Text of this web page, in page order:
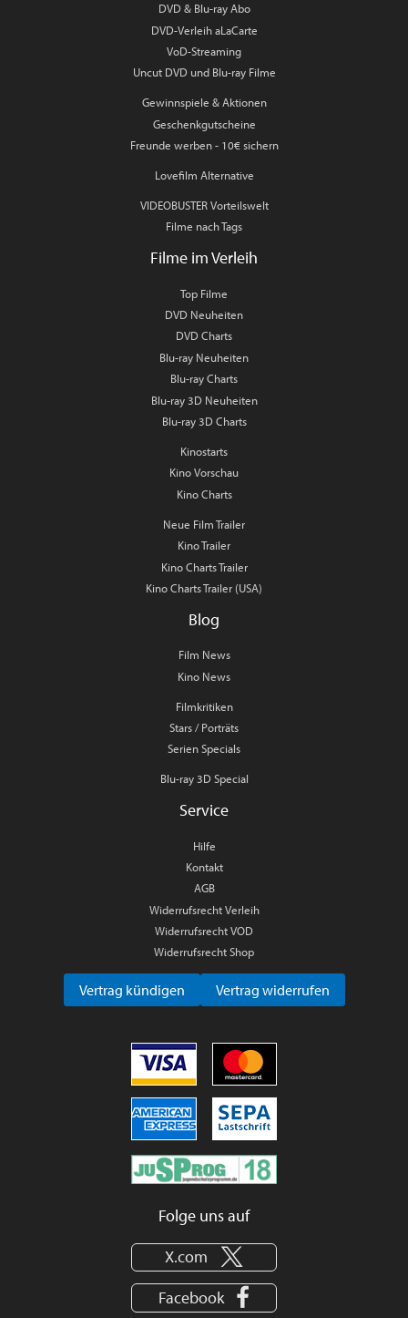
DVD & Blu-ray Abo
DVD-Verleih aLaCarte
VoD-Streaming
Uncut DVD und Blu-ray Filme
Gewinnspiele & Aktionen
Geschenkgutscheine
Freunde werben - 10€ sichern
Lovefilm Alternative
VIDEOBUSTER Vorteilswelt
Filme nach Tags
Filme im Verleih
Top Filme
DVD Neuheiten
DVD Charts
Blu-ray Neuheiten
Blu-ray Charts
Blu-ray 3D Neuheiten
Blu-ray 3D Charts
Kinostarts
Kino Vorschau
Kino Charts
Neue Film Trailer
Kino Trailer
Kino Charts Trailer
Kino Charts Trailer (USA)
Blog
Film News
Kino News
Filmkritiken
Stars / Porträts
Serien Specials
Blu-ray 3D Special
Service
Hilfe
Kontakt
AGB
Widerrufsrecht Verleih
Widerrufsrecht VOD
Widerrufsrecht Shop
Vertrag kündigen Vertrag widerrufen
Folge uns auf
X.com
Facebook